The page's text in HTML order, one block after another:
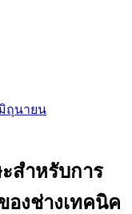
ถุนายน
สำหรับการ
องช่างเทคนิค